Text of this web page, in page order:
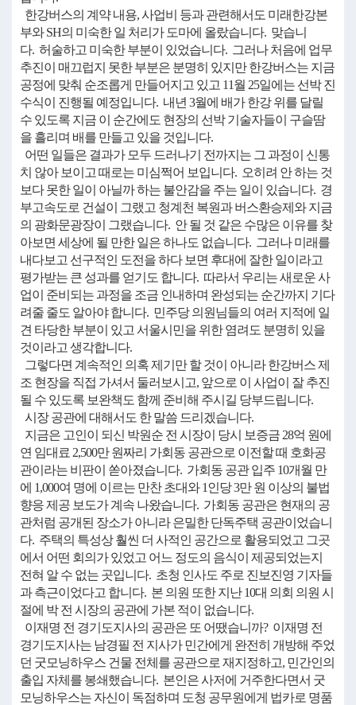
한강버스의 계약 내용, 사업비 등과 관련해서도 미래한강본
부와 SH의 미숙한 일 처리가 도마에 올랐습니다. 맞습니
다. 허술하고 미숙한 부분이 있었습니다. 그러나 처음에 업무
추진이 매끄럽지 못한 부분은 분명히 있지만 한강버스는 지금
공정에 맞춰 순조롭게 만들어지고 있고 11월 25일에는 선박 진
수식이 진행될 예정입니다. 내년 3월에 배가 한강 위를 달릴
수 있도록 지금 이 순간에도 현장의 선박 기술자들이 구슬땀
을 흘리며 배를 만들고 있을 것입니다.
어떤 일들은 결과가 모두 드러나기 전까지는 그 과정이 신통
치 않아 보이고 때로는 미심쩍어 보입니다. 오히려 안 하는 것
보다 못한 일이 아닐까 하는 불안감을 주는 일이 있습니다. 경
부고속도로 건설이 그랬고 청계천 복원과 버스환승제와 지금
의 광화문광장이 그랬습니다. 안 될 것 같은 수많은 이유를 찾
아보면 세상에 될 만한 일은 하나도 없습니다. 그러나 미래를
내다보고 선구적인 도전을 하다 보면 후대에 잘한 일이라고
평가받는 큰 성과를 얻기도 합니다. 따라서 우리는 새로운 사
업이 준비되는 과정을 조금 인내하며 완성되는 순간까지 기다
려줄 줄도 알아야 합니다. 민주당 의원님들의 여러 지적에 일
견 타당한 부분이 있고 서울시민을 위한 염려도 분명히 있을
것이라고 생각합니다.
그렇다면 계속적인 의혹 제기만 할 것이 아니라 한강버스 제
조 현장을 직접 가셔서 둘러보시고, 앞으로 이 사업이 잘 추진
될 수 있도록 보완책도 함께 준비해 주시길 당부드립니다.
시장 공관에 대해서도 한 말씀 드리겠습니다.
지금은 고인이 되신 박원순 전 시장이 당시 보증금 28억 원에
연 임대료 2,500만 원짜리 가회동 공관으로 이전할 때 호화공
관이라는 비판이 쏟아졌습니다. 가회동 공관 입주 10개월 만
에 1,000여 명에 이르는 만찬 초대와 1인당 3만 원 이상의 불법
향응 제공 보도가 계속 나왔습니다. 가회동 공관은 현재의 공
관처럼 공개된 장소가 아니라 은밀한 단독주택 공관이었습니
다. 주택의 특성상 훨씬 더 사적인 공간으로 활용되었고 그곳
에서 어떤 회의가 있었고 어느 정도의 음식이 제공되었는지
전혀 알 수 없는 곳입니다. 초청 인사도 주로 진보진영 기자들
과 측근이었다고 합니다. 본 의원 또한 지난 10대 의회 의원 시
절에 박 전 시장의 공관에 가본 적이 없습니다.
이재명 전 경기도지사의 공관은 또 어땠습니까? 이재명 전
경기도지사는 남경필 전 지사가 민간에게 완전히 개방해 주었
던 굿모닝하우스 건물 전체를 공관으로 재지정하고, 민간인의
출입 자체를 봉쇄했습니다. 본인은 사저에 거주한다면서 굿
모닝하우스는 자신이 독점하며 도청 공무원에게 법카로 명품